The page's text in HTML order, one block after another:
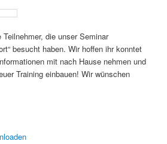
die unser Seminar
besucht haben. Wir hoffen ihr konntet
mit nach Hause nehmen und
Training einbauen! Wir wünschen